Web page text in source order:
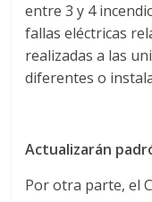
entre 3 y 4
fallas eléctricas
realizadas a las
diferentes o
Actualizarán
Por otra parte, el